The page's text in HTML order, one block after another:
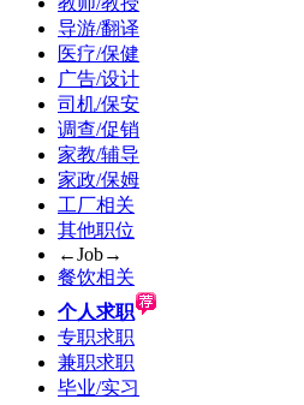
导游/翻译
医疗/保健
广告/设计
司机/保安
调查/促销
家教/辅导
家政/保姆
工厂相关
其他职位
←Job→
餐饮相关
个人求职
专职求职
兼职求职
毕业/实习